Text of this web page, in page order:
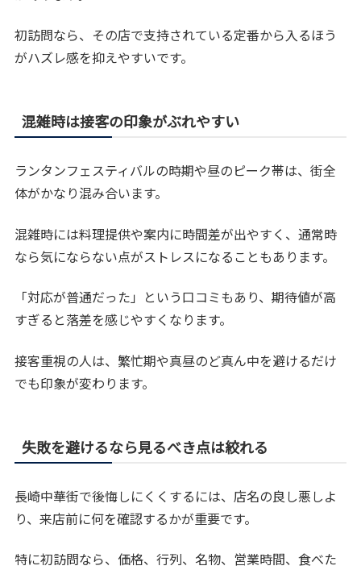
初訪問なら、その店で支持されている定番から入るほう
がハズレ感を抑えやすいです。
混雑時は接客の印象がぶれやすい
ランタンフェスティバルの時期や昼のピーク帯は、街全
体がかなり混み合います。
混雑時には料理提供や案内に時間差が出やすく、通常時
なら気にならない点がストレスになることもあります。
「対応が普通だった」という口コミもあり、期待値が高
すぎると落差を感じやすくなります。
接客重視の人は、繁忙期や真昼のど真ん中を避けるだけ
でも印象が変わります。
失敗を避けるなら見るべき点は絞れる
長崎中華街で後悔しにくくするには、店名の良し悪しよ
り、来店前に何を確認するかが重要です。
特に初訪問なら、価格、行列、名物、営業時間、食べた